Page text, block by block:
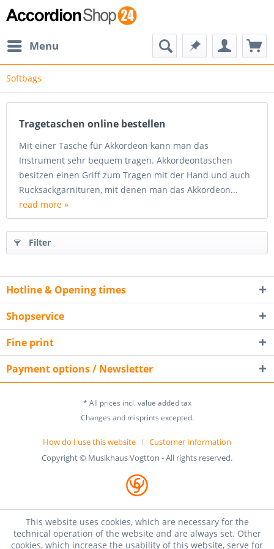
Menu
Softbags
Tragetaschen online bestellen
Mit einer Tasche für Akkordeon kann man das
Instrument sehr bequem tragen. Akkordeontaschen
besitzen einen Griff zum Tragen mit der Hand und auch
Rucksackgarnituren, mit denen man das Akkordeon...
read more »
Filter
Hotline & Opening times
Shopservice
Fine print
Payment options / Newsletter
* All prices incl. value added tax
Changes and misprints excepted.
How do I use this website
Customer Information
Copyright © Musikhaus Vogtton - All rights reserved.
This website uses cookies, which are necessary for the
technical operation of the website and are always set. Other
cookies, which increase the usability of this website, serve for